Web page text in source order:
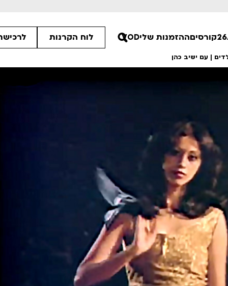
הלא ידועות
סיפורי קיץ
לפרטים
קורסיםההזמנות שליVOD לוח הקרנות
| עם ישיב כהן